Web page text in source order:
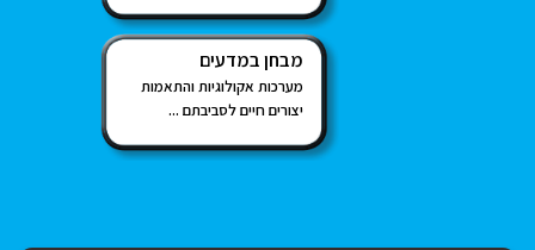
מבחן במדעים
מערכות אקולוגיות והתאמות
יצורים חיים לסביבתם ...